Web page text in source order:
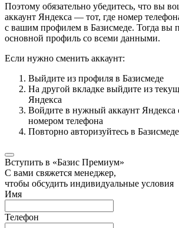
Поэтому обязательно убедитесь, что вы
аккаунт Яндекса — тот, где номер
с вашим профилем в Базисмеде. Тогда вы
основной профиль со всеми данными.
Если нужно сменить аккаунт:
Выйдите из профиля в Базисмеде
На другой вкладке выйдите из
Яндекса
Войдите в нужный аккаунт Яндекса
номером телефона
Повторно авторизуйтесь в
Вступить в «Базис Премиум»
С вами свяжется менеджер,
чтобы обсудить индивидуальные условия
Имя
Телефон